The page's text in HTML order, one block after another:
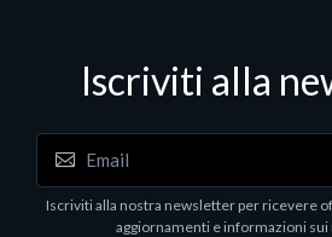
WD_BLACK SN850X NVMe SSD
WDBB9H0020BNC - SSD - 2 TB
2280 - PCIe 4.0 (NVMe) -
nero
Iscriviti alla
Iscriviti alla nostra newsletter per ricevere
aggiornamenti e informazioni sui